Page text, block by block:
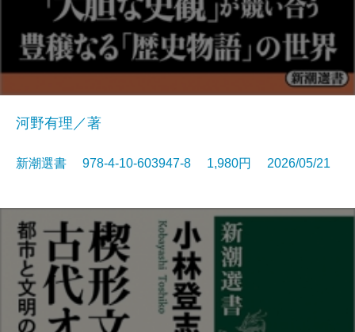
河野有理／著
新潮選書 978-4-10-603947-8 1,980円 2026/05/21